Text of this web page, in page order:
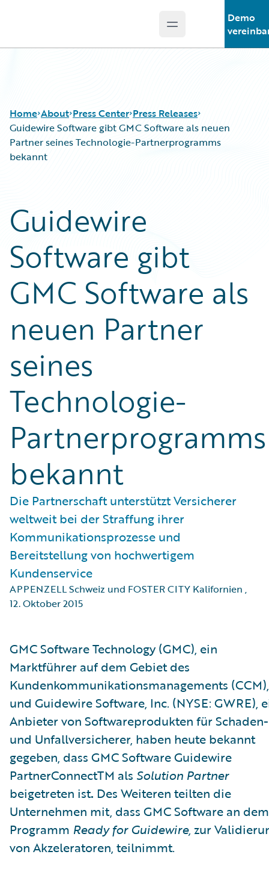
Open main menu
Demo
Home About Press Center Press Releases
Guidewire Software gibt GMC Software als neuen
Partner seines Technologie-Partnerprogramms
bekannt
Guidewire
Software gibt
GMC Software als
neuen Partner
seines
Technologie-
Partnerprogramms
bekannt
Die Partnerschaft unterstützt Versicherer
weltweit bei der Straffung ihrer
Kommunikationsprozesse und
Bereitstellung von hochwertigem
Kundenservice
APPENZELL Schweiz und FOSTER CITY Kalifornien ,
12. Oktober 2015
GMC Software Technology (GMC), ein
Marktführer auf dem Gebiet des
Kundenkommunikationsmanagements (CCM),
und Guidewire Software, Inc. (NYSE: GWRE),
Anbieter von Softwareprodukten für Schaden-
und Unfallversicherer, haben heute bekannt
gegeben, dass GMC Software Guidewire
PartnerConnectTM als Solution Partner
beigetreten ist. Des Weiteren teilten die
Unternehmen mit, dass GMC Software an dem
Programm Ready for Guidewire,zur
von Akzeleratoren, teilnimmt.